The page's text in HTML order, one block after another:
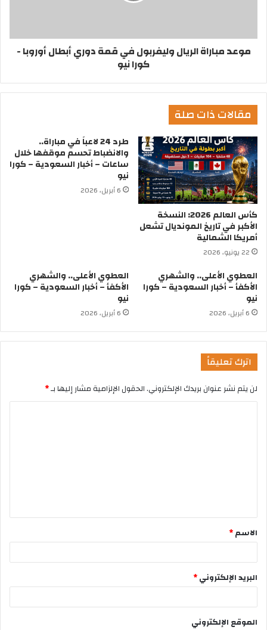
موعد مباراة الريال وليفربول في قمة دوري أبطال أوروبا -
كورا نيو
مقالات ذات صلة
كأس العالم 2026: النسخة
الأكبر في تاريخ المونديال تشعل
أمريكا الشمالية
22 يونيو، 2026
طرد 24 لاعباً في مباراة..
والانضباط تحسم موقفها خلال
ساعات – أخبار السعودية – كورا
نيو
6 أبريل، 2026
العطوي الأعلى.. والشهري
الأكفأ – أخبار السعودية – كورا
نيو
6 أبريل، 2026
العطوي الأعلى.. والشهري
الأكفأ – أخبار السعودية – كورا
نيو
6 أبريل، 2026
اترك تعليقاً
لن يتم نشر عنوان بريدك الإلكتروني.الحقول الإلزامية مشار إليها بـ*
الاسم*
البريد الإلكتروني*
الموقع الإلكتروني